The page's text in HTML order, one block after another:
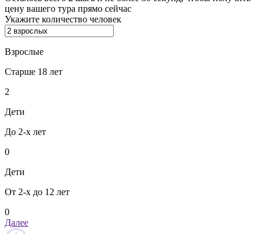
цену вашего тура прямо сейчас
Укажите количество человек
Взрослые
Старше 18 лет
2
Дети
До 2-х лет
0
Дети
От 2-х до 12 лет
0
Далее